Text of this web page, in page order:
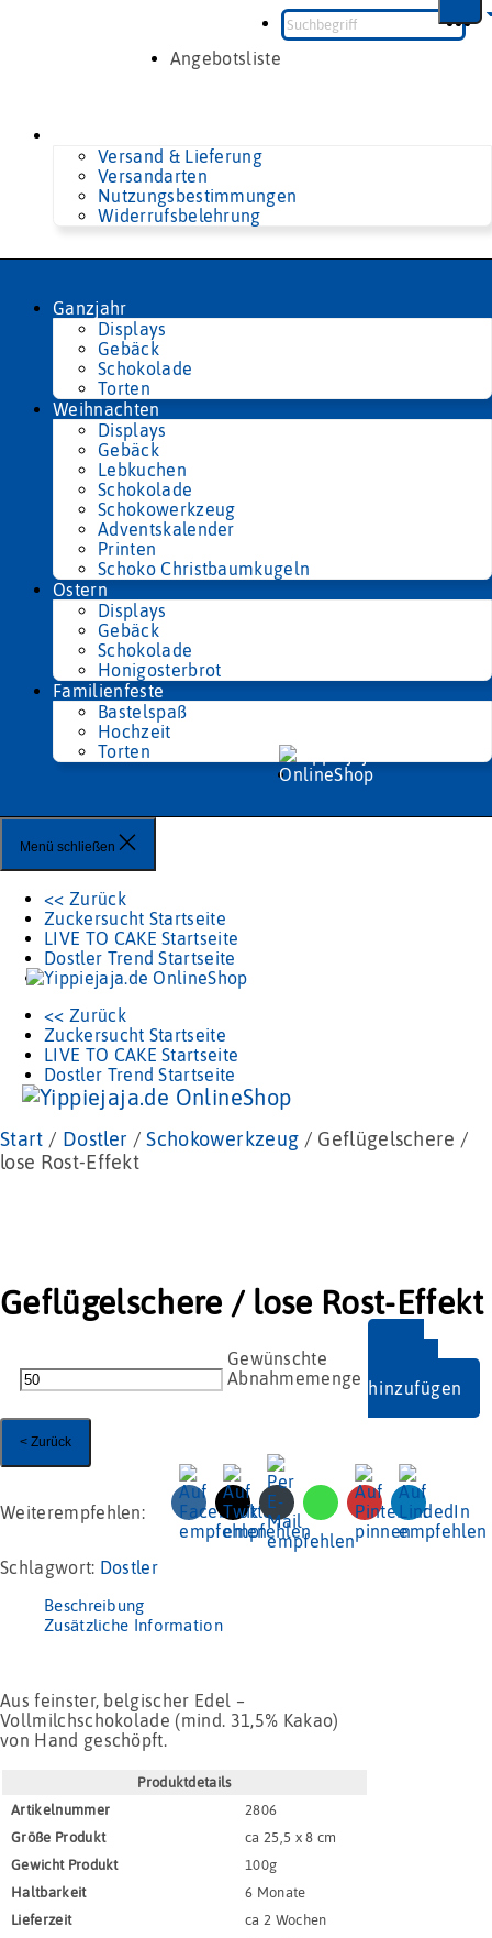
Angebotsliste
Versand & Lieferung
Versandarten
Nutzungsbestimmungen
Widerrufsbelehrung
Ganzjahr
Displays
Gebäck
Schokolade
Torten
Weihnachten
Displays
Gebäck
Lebkuchen
Schokolade
Schokowerkzeug
Adventskalender
Printen
Schoko Christbaumkugeln
Ostern
Displays
Gebäck
Schokolade
Honigosterbrot
Familienfeste
Bastelspaß
Hochzeit
Torten
Menü schließen
<< Zurück
Zuckersucht Startseite
LIVE TO CAKE Startseite
Dostler Trend Startseite
<< Zurück
Zuckersucht Startseite
LIVE TO CAKE Startseite
Dostler Trend Startseite
Start / Dostler /Schokowerkzeug / Geflügelschere /
lose Rost-Effekt
Geflügelschere / lose Rost-Effekt
/
lose
Rost-
Effekt
hinzufügen
< Zurück
Weiterempfehlen:
Schlagwort: Dostler
Beschreibung
Zusätzliche Information
Aus feinster, belgischer Edel –
Vollmilchschokolade (mind. 31,5% Kakao)
von Hand geschöpft.
Produktdetails
Artikel­nummer
2806
Größe Produkt
ca 25,5 x 8 cm
Gewicht Produkt
100g
Haltbar­keit
6 Monate
Lieferzeit
ca 2 Wochen